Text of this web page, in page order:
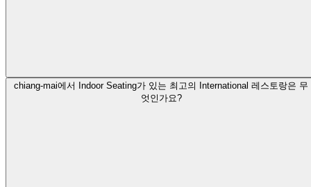
chiang-mai에서 Indoor Seating가 있는 최고의 International 레스토랑은 무
엇인가요?